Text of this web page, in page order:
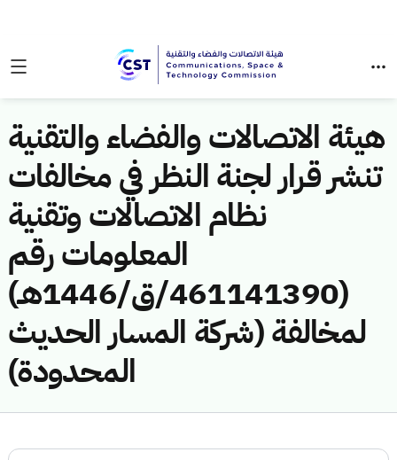
هيئة الاتصالات والفضاء والتقنية
تنشر قرار لجنة النظر في مخالفات
نظام الاتصالات وتقنية
المعلومات رقم
(461141390/ق/1446هـ)
لمخالفة (شركة المسار الحديث
المحدودة)